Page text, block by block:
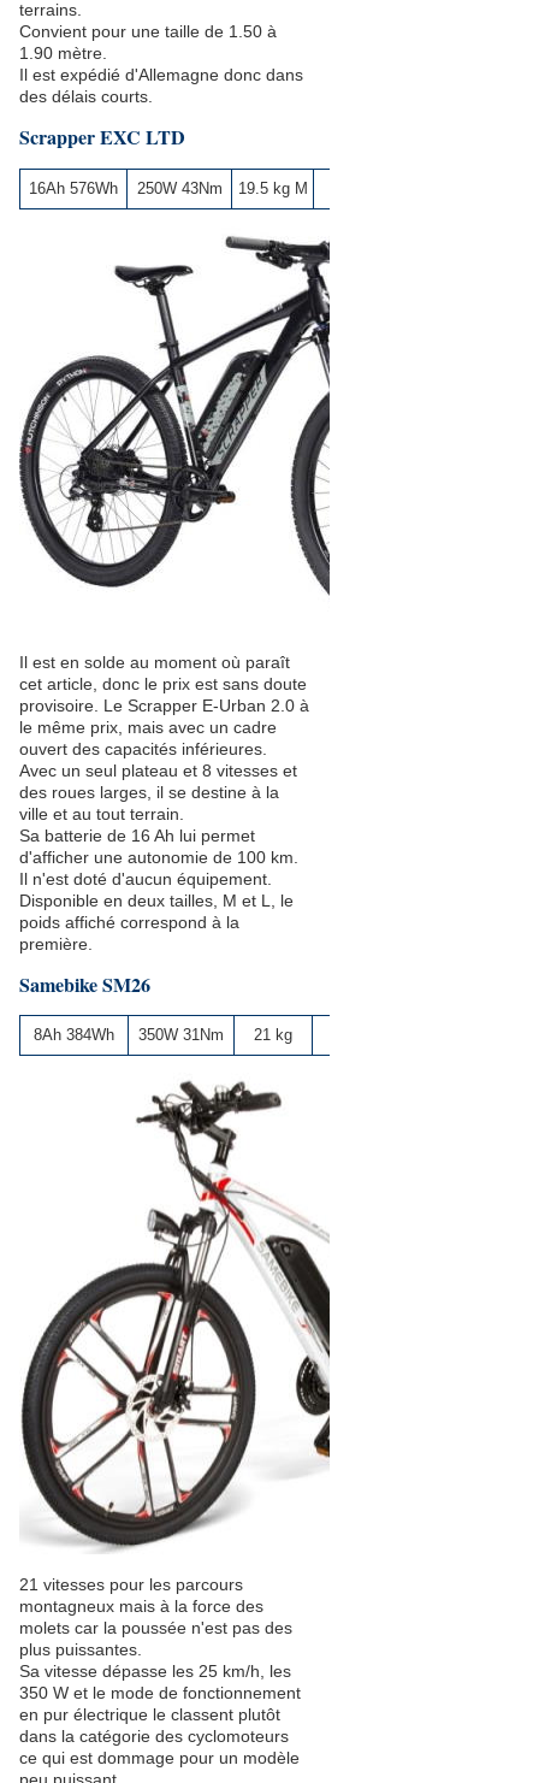
terrains.
Convient pour une taille de 1.50 à
1.90 mètre.
Il est expédié d'Allemagne donc dans
des délais courts.
Scrapper EXC LTD
16Ah 576Wh 250W 43Nm 19.5 kg M
Il est en solde au moment où paraît
cet article, donc le prix est sans doute
provisoire. Le Scrapper E-Urban 2.0 à
le même prix, mais avec un cadre
ouvert des capacités inférieures.
Avec un seul plateau et 8 vitesses et
des roues larges, il se destine à la
ville et au tout terrain.
Sa batterie de 16 Ah lui permet
d'afficher une autonomie de 100 km.
Il n'est doté d'aucun équipement.
Disponible en deux tailles, M et L, le
poids affiché correspond à la
première.
Samebike SM26
8Ah 384Wh 350W 31Nm 21 kg
21 vitesses pour les parcours
montagneux mais à la force des
molets car la poussée n'est pas des
plus puissantes.
Sa vitesse dépasse les 25 km/h, les
350 W et le mode de fonctionnement
en pur électrique le classent plutôt
dans la catégorie des cyclomoteurs
ce qui est dommage pour un modèle
peu puissant.